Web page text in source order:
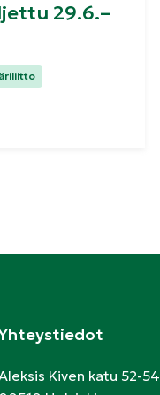
29.6.–
Kiven katu 52-54